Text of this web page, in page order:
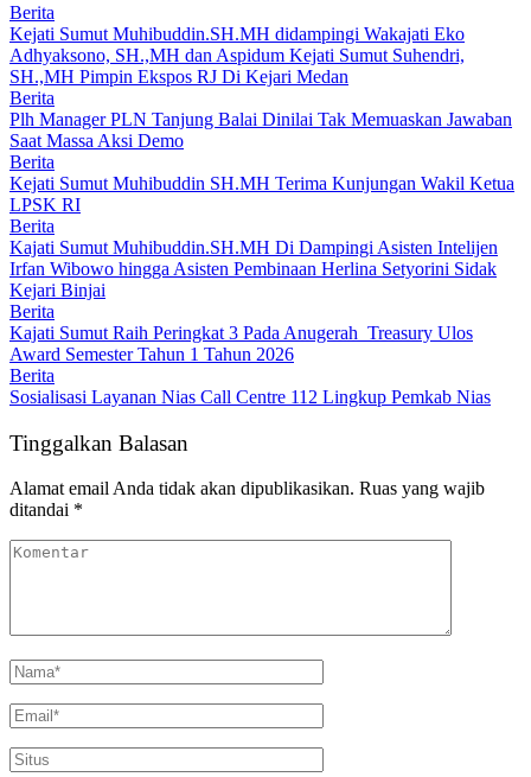
Berita
Kejati Sumut Muhibuddin.SH.MH didampingi Wakajati Eko
Adhyaksono, SH.,MH dan Aspidum Kejati Sumut Suhendri,
SH.,MH Pimpin Ekspos RJ Di Kejari Medan
Berita
Plh Manager PLN Tanjung Balai Dinilai Tak Memuaskan Jawaban
Saat Massa Aksi Demo
Berita
Kejati Sumut Muhibuddin SH.MH Terima Kunjungan Wakil Ketua
LPSK RI
Berita
Kajati Sumut Muhibuddin.SH.MH Di Dampingi Asisten Intelijen
Irfan Wibowo hingga Asisten Pembinaan Herlina Setyorini Sidak
Kejari Binjai
Berita
Kajati Sumut Raih Peringkat 3 Pada Anugerah Treasury Ulos
Award Semester Tahun 1 Tahun 2026
Berita
Sosialisasi Layanan Nias Call Centre 112 Lingkup Pemkab Nias
Tinggalkan Balasan
Alamat email Anda tidak akan dipublikasikan. Ruas yang wajib
ditandai *